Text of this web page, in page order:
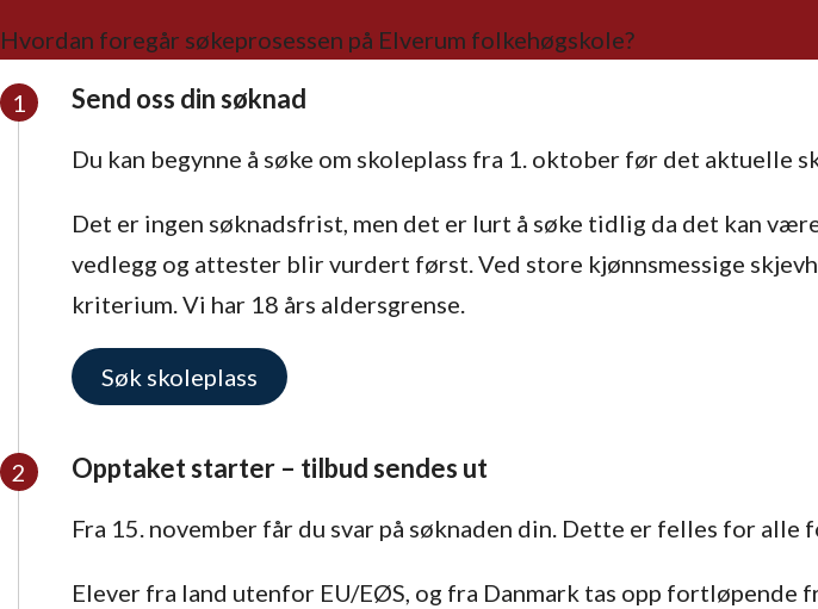
Hvordan foregår søkeprosessen på Elverum folkehøgskole?
Send oss din søknad
Du kan begynne å søke om skoleplass fra 1. oktober før det
Det er ingen søknadsfrist, men det er lurt å søke tidlig da det kan
vedlegg og attester blir vurdert først. Ved store kjønnsmessige
kriterium. Vi har 18 års aldersgrense.
Søk skoleplass
Opptaket starter – tilbud sendes ut
Fra 15. november får du svar på søknaden din. Dette er felles for
Elever fra land utenfor EU/EØS, og fra Danmark tas opp fortløpende